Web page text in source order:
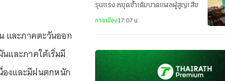
และภาคตะวันออก
และภาคใต้เริ่มมี
องและมีฝนตกหนัก
รุนแรง หยุดซ้ำเติมบาดแผลผู้สูญเสีย
การเมือง17:07 น.